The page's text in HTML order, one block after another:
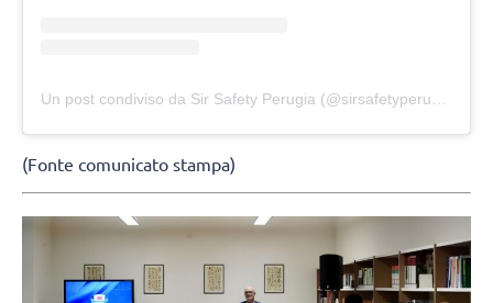
(Fonte comunicato stampa)